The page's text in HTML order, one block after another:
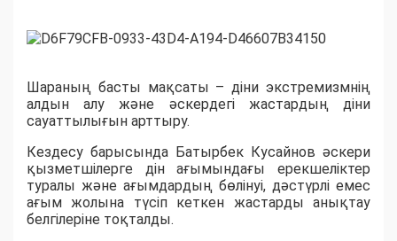
Шараның басты мақсаты – діни экстремизмнің
алдын алу және әскердегі жастардың діни
сауаттылығын арттыру.
Кездесу барысында Батырбек Кусайнов әскери
қызметшілерге дін ағымындағы ерекшеліктер
туралы және ағымдардың бөлінуі, дәстүрлі емес
ағым жолына түсіп кеткен жастарды анықтау
белгілеріне тоқталды.